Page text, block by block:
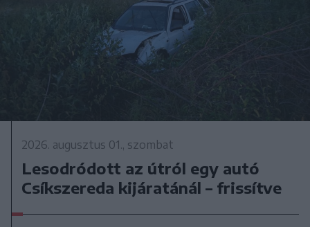
2026. augusztus 01., szombat
Lesodródott az útról egy autó
Csíkszereda kijáratánál – frissítve